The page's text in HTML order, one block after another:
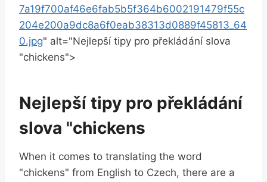
7a19f700af46e6fab5b5f364b6002191479f55c
204e200a9dc8a6f0eab38313d0889f45813_64
0.jpg" alt="Nejlepší tipy pro překládání slova
"chickens">
Nejlepší tipy pro překládání
slova "chickens
When it comes to translating the word
"chickens" from English to Czech, there are a